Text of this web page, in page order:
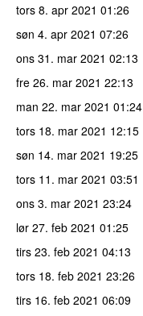
tors 8. apr 2021 01:26
søn 4. apr 2021 07:26
ons 31. mar 2021 02:13
fre 26. mar 2021 22:13
man 22. mar 2021 01:24
tors 18. mar 2021 12:15
søn 14. mar 2021 19:25
tors 11. mar 2021 03:51
ons 3. mar 2021 23:24
lør 27. feb 2021 01:25
tirs 23. feb 2021 04:13
tors 18. feb 2021 23:26
tirs 16. feb 2021 06:09